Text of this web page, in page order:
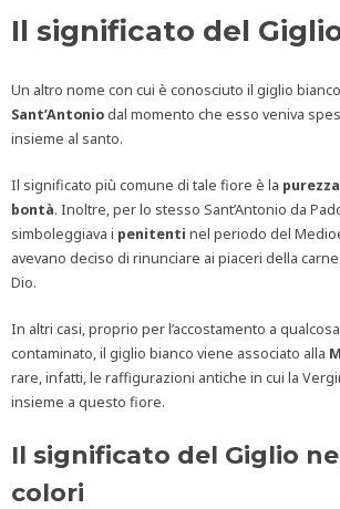
Il significato del
Un altro nome con cui è conosciuto il giglio
Sant’Antoniodal momento che esso veniva
insieme al santo.
Il significato più comune di tale fiore è la purezza
bontà. Inoltre, per lo stesso Sant’Antonio da
simboleggiava i penitenti nel periodo del
avevano deciso di rinunciare ai piaceri della
Dio.
In altri casi, proprio per l’accostamento a
contaminato, il giglio bianco viene associato alla
rare, infatti, le raffigurazioni antiche in cui la
insieme a questo fiore.
Il significato del Giglio
colori